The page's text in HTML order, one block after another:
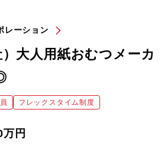
レーション
大人用紙おむつメーカ
フレックスタイム制度
円